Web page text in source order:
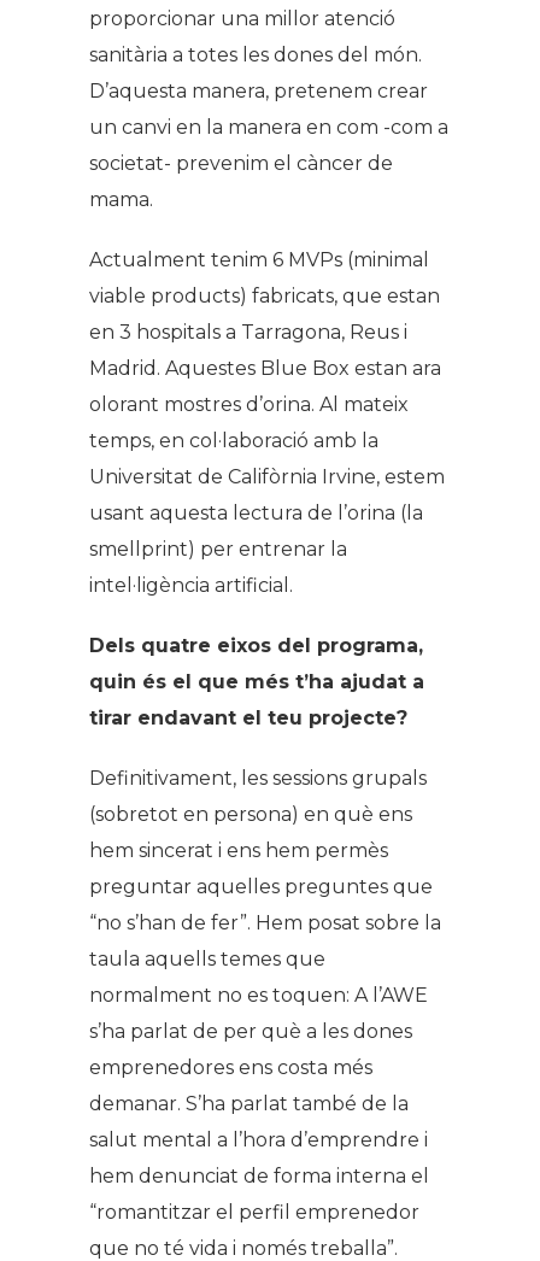
proporcionar una millor atenció
sanitària a totes les dones del món.
D’aquesta manera, pretenem crear
un canvi en la manera en com -com a
societat- prevenim el càncer de
mama.
Actualment tenim 6 MVPs (minimal
viable products) fabricats, que estan
en 3 hospitals a Tarragona, Reus i
Madrid. Aquestes Blue Box estan ara
olorant mostres d’orina. Al mateix
temps, en col·laboració amb la
Universitat de Califòrnia Irvine, estem
usant aquesta lectura de l’orina (la
smellprint) per entrenar la
intel·ligència artificial.
Dels quatre eixos del programa,
quin és el que més t’ha ajudat a
tirar endavant el teu projecte?
Definitivament, les sessions grupals
(sobretot en persona) en què ens
hem sincerat i ens hem permès
preguntar aquelles preguntes que
“no s’han de fer”. Hem posat sobre la
taula aquells temes que
normalment no es toquen: A l’AWE
s’ha parlat de per què a les dones
emprenedores ens costa més
demanar. S’ha parlat també de la
salut mental a l’hora d’emprendre i
hem denunciat de forma interna el
“romantitzar el perfil emprenedor
que no té vida i només treballa”.